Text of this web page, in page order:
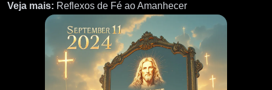
Veja mais: Reflexos de Fé ao Amanhecer